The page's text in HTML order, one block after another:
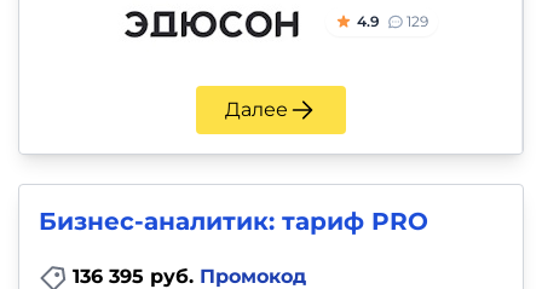
4.9 129
Далее
Бизнес-аналитик: тариф PRO
136 395 руб. Промокод